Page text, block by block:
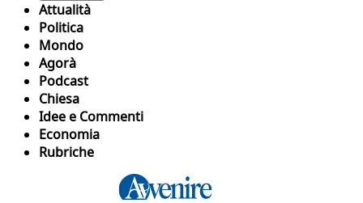
Attualità
Politica
Mondo
Agorà
Podcast
Chiesa
Idee e Commenti
Economia
Rubriche